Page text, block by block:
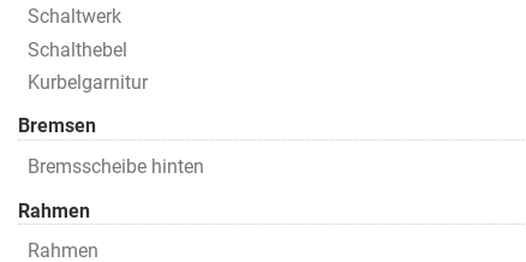
Schaltwerk
Schalthebel
Kurbelgarnitur
Bremsen
Bremsscheibe hinten
Rahmen
Rahmen